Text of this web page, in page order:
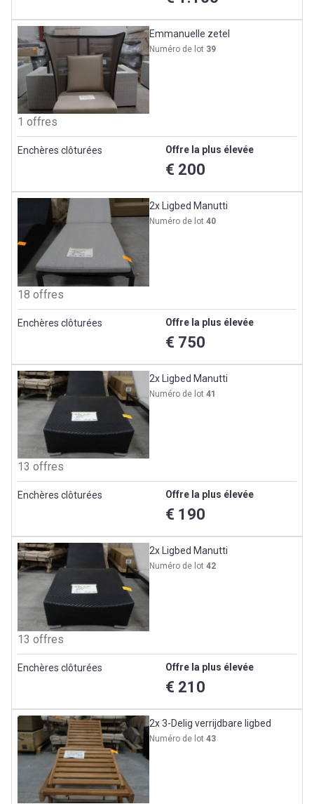
Emmanuelle zetel
Numéro de lot 39
1 offres
Enchères clôturées Offre la plus élevée
€ 200
2x Ligbed Manutti
Numéro de lot40
18 offres
Enchères clôturées Offre la plus élevée
€ 750
2x Ligbed Manutti
Numéro de lot41
13 offres
Enchères clôturées Offre la plus élevée
€ 190
2x Ligbed Manutti
Numéro de lot42
13 offres
Enchères clôturées Offre la plus élevée
€ 210
2x 3-Delig verrijdbare ligbed
Numéro de lot43